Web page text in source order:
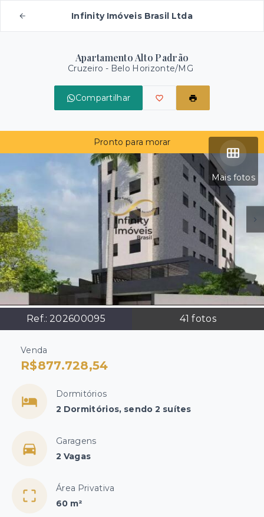
Infinity Imóveis Brasil Ltda
Apartamento Alto Padrão
Cruzeiro - Belo Horizonte/MG
Compartilhar
Mais fotos
Ref.: 202600095 41 fotos
Pronto para morar
Venda
R$877.728,54
Dormitórios
2 Dormitórios, sendo 2 suítes
Garagens
2 Vagas
Área Privativa
60 m²